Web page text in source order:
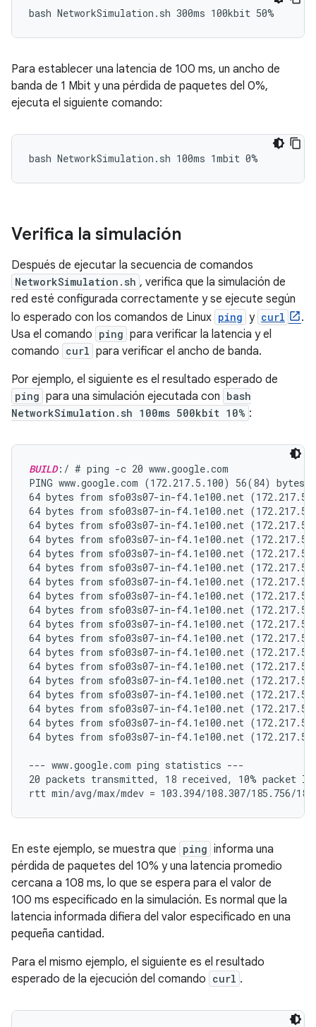
Para establecer una latencia de 100 ms, un ancho de
banda de 1 Mbit y una pérdida de paquetes del 0%,
ejecuta el siguiente comando:
Verifica la simulación
Después de ejecutar la secuencia de comandos
NetworkSimulation.sh , verifica que la simulación de
red esté configurada correctamente y se ejecute según
lo esperado con los comandos de Linux ping y curl
.
Usa el comando ping para verificar la latencia y el
comando curl para verificar el ancho de banda.
Por ejemplo, el siguiente es el resultado esperado de
ping para una simulación ejecutada con bash
NetworkSimulation.sh 100ms 500kbit 10% :
BUILD:/ # ping -c 20 www.google.com
PING www.google.com (172.217.5.100) 56(84) bytes
64 bytes from sfo03s07-in-f4.1e100.net
64 bytes from sfo03s07-in-f4.1e100.net
64 bytes from sfo03s07-in-f4.1e100.net
64 bytes from sfo03s07-in-f4.1e100.net
64 bytes from sfo03s07-in-f4.1e100.net
64 bytes from sfo03s07-in-f4.1e100.net
64 bytes from sfo03s07-in-f4.1e100.net
64 bytes from sfo03s07-in-f4.1e100.net
64 bytes from sfo03s07-in-f4.1e100.net
64 bytes from sfo03s07-in-f4.1e100.net
64 bytes from sfo03s07-in-f4.1e100.net
64 bytes from sfo03s07-in-f4.1e100.net
64 bytes from sfo03s07-in-f4.1e100.net
64 bytes from sfo03s07-in-f4.1e100.net
64 bytes from sfo03s07-in-f4.1e100.net
64 bytes from sfo03s07-in-f4.1e100.net
64 bytes from sfo03s07-in-f4.1e100.net
64 bytes from sfo03s07-in-f4.1e100.net
--- www.google.com ping statistics ---
20 packets transmitted, 18 received, 10% packet
En este ejemplo, se muestra que ping informa una
pérdida de paquetes del 10% y una latencia promedio
cercana a 108 ms, lo que se espera para el valor de
100 ms especificado en la simulación. Es normal que la
latencia informada difiera del valor especificado en una
pequeña cantidad.
Para el mismo ejemplo, el siguiente es el resultado
esperado de la ejecución del comando curl .